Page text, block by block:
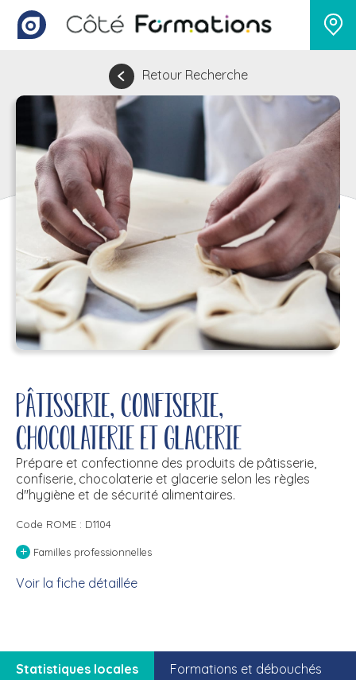
Retour Recherche
Pâtisserie, confiserie,
chocolaterie et glacerie
Prépare et confectionne des produits de pâtisserie,
confiserie, chocolaterie et glacerie selon les règles
d''hygiène et de sécurité alimentaires.
Code ROME : D1104
+ Familles professionnelles
Voir la fiche détaillée
Statistiques locales Formations et débouchés